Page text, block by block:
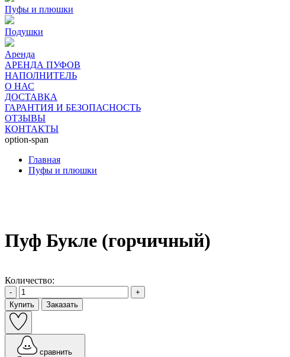
Пуфы и плюшки
Подушки
Аренда
АРЕНДА ПУФОВ
НАПОЛНИТЕЛЬ
О НАС
ДОСТАВКА
ГАРАНТИЯ И БЕЗОПАСНОСТЬ
ОТЗЫВЫ
КОНТАКТЫ
option-span
Главная
Пуфы и плюшки
Пуф Букле (горчичный)
Количество:
-
+
Купить
Заказать
сравнить